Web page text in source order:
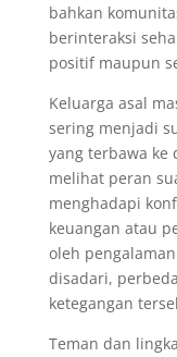
bahkan
berinteraksi
positif maupun
Keluarga asal
sering menjadi
yang terbawa ke
melihat peran
menghadapi
keuangan atau
oleh
disadari,
ketegangan
Teman dan